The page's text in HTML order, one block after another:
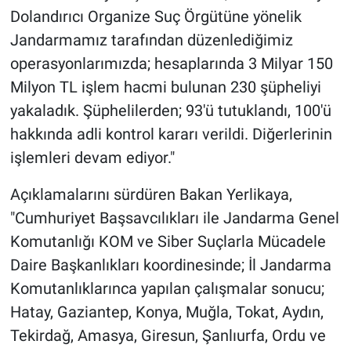
Dolandırıcı Organize Suç Örgütüne yönelik
Jandarmamız tarafından düzenlediğimiz
operasyonlarımızda; hesaplarında 3 Milyar 150
Milyon TL işlem hacmi bulunan 230 şüpheliyi
yakaladık. Şüphelilerden; 93'ü tutuklandı, 100'ü
hakkında adli kontrol kararı verildi. Diğerlerinin
işlemleri devam ediyor."
Açıklamalarını sürdüren Bakan Yerlikaya,
"Cumhuriyet Başsavcılıkları ile Jandarma Genel
Komutanlığı KOM ve Siber Suçlarla Mücadele
Daire Başkanlıkları koordinesinde; İl Jandarma
Komutanlıklarınca yapılan çalışmalar sonucu;
Hatay, Gaziantep, Konya, Muğla, Tokat, Aydın,
Tekirdağ, Amasya, Giresun, Şanlıurfa, Ordu ve